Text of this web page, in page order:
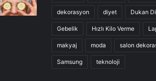
dekorasyon diyet Dukan
Gebelik Hızlı Kilo Verme
makyaj moda salon
Samsung teknoloji